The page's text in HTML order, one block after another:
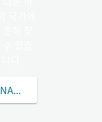
NASZVADY씨에 대해